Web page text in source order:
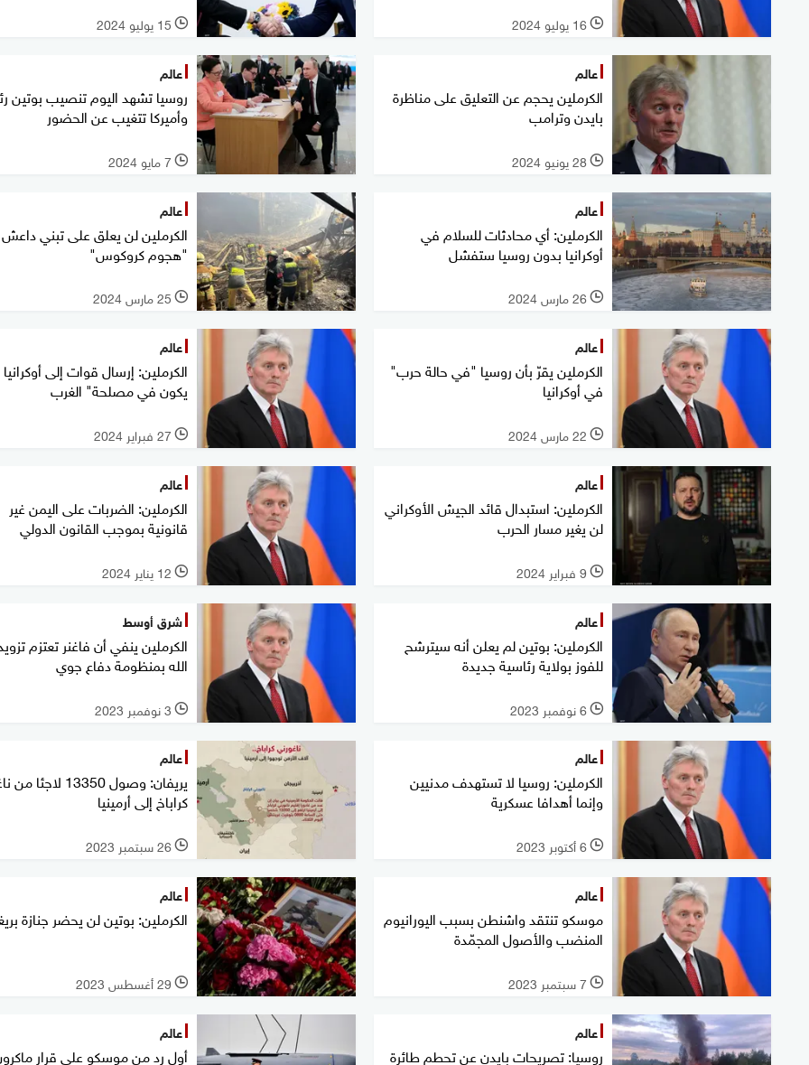
l 16 يوليو 2024 l 15 يوليو 2024
عالم
الكرملين يحجم عن التعليق على مناظرة
بايدن وترامب
l 28 يونيو 2024
عالم
روسيا تشهد اليوم تنصيب بوتين
وأميركا تتغيب عن الحضور
l 7 مايو 2024
عالم
الكرملين: أي محادثات للسلام في
أوكرانيا بدون روسيا ستفشل
l 26 مارس 2024
عالم
الكرملين لن يعلق على تبني داعش
"هجوم كروكوس"
l 25 مارس 2024
عالم
الكرملين يقرّ بأن روسيا "في حالة حرب"
في أوكرانيا
l 22 مارس 2024
عالم
الكرملين: إرسال قوات إلى
يكون في مصلحة" الغرب
l 27 فبراير 2024
عالم
الكرملين: استبدال قائد الجيش الأوكراني
لن يغير مسار الحرب
l 9 فبراير 2024
عالم
الكرملين: الضربات على اليمن غير
قانونية بموجب القانون الدولي
l 12 يناير 2024
عالم
الكرملين: بوتين لم يعلن أنه سيترشح
للفوز بولاية رئاسية جديدة
l 6 نوفمبر 2023
شرق أوسط
الكرملين ينفي أن فاغنر تعتزم
الله بمنظومة دفاع جوي
l 3 نوفمبر 2023
عالم
الكرملين: روسيا لا تستهدف مدنيين
وإنما أهدافا عسكرية
l 6 أكتوبر 2023
عالم
يريفان: وصول 13350
كراباخ إلى أرمينيا
l 26 سبتمبر 2023
عالم
موسكو تنتقد واشنطن بسبب اليورانيوم
المنضب والأصول المجمّدة
l 7 سبتمبر 2023
عالم
الكرملين: بوتين لن يحضر جنازة
l 29 أغسطس 2023
عالم
روسيا: تصريحات بايدن عن تحطم طائرة
عالم
أول رد من موسكو على قرار